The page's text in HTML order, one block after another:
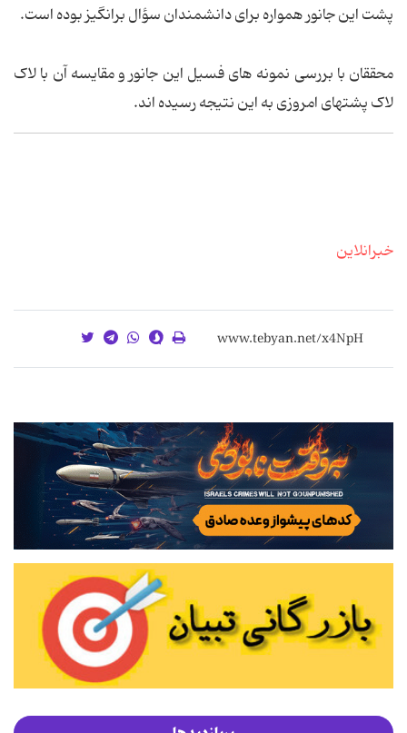
پشت این جانور همواره برای دانشمندان سؤال برانگیز بوده است.
محققان با بررسی نمونه های فسیل این جانور و مقایسه آن با لاک
لاک پشتهای امروزی به این نتیجه رسیده اند.
خبرانلاین